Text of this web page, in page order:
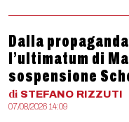
Dalla
l’ultimatum di
sospensione
di STEFANO RIZZUTI
07/08/2026 14:09